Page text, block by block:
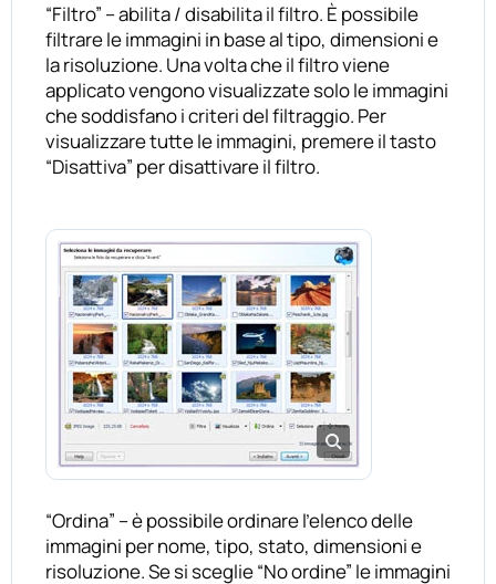
“Filtro” – abilita / disabilita il filtro. È possibile
filtrare le immagini in base al tipo, dimensioni e
la risoluzione. Una volta che il filtro viene
applicato vengono visualizzate solo le immagini
che soddisfano i criteri del filtraggio. Per
visualizzare tutte le immagini, premere il tasto
“Disattiva” per disattivare il filtro.
“Ordina” – è possibile ordinare l’elenco delle
immagini per nome, tipo, stato, dimensioni e
risoluzione. Se si sceglie “No ordine” le immagini